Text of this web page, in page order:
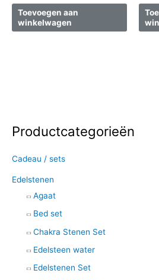
Toevoegen aan
winkelwagen
Productcategorieën
Cadeau / sets
Edelstenen
Agaat
Bed set
Chakra Stenen Set
Edelsteen water
Edelstenen Set
Z
e
k